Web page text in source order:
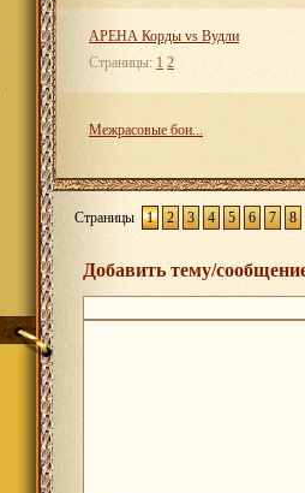
АРЕНА Корды vs Вудли
Страницы: 1 2
Межрасовые бои...
Страницы 1 2 3 4 5 6 7 8
Добавить тему/